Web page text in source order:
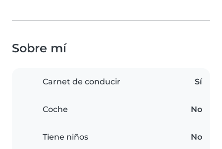
Sobre mí
Carnet de conducir Sí
Coche No
Tiene niños No